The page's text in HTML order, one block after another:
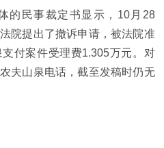
的民事裁定书显示，10月28
院提出了撤诉申请，被法院准
付案件受理费1.305万元。对
夫山泉电话，截至发稿时仍无